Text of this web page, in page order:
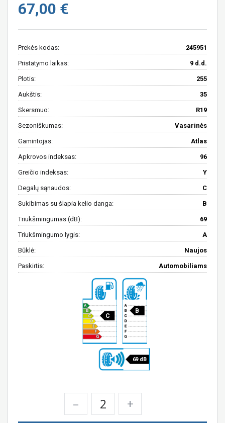
67,00 €
Prekės kodas: 245951
Pristatymo laikas: 9 d.d.
Plotis: 255
Aukštis: 35
Skersmuo: R19
Sezoniškumas: Vasarinės
Gamintojas: Atlas
Apkrovos indeksas: 96
Greičio indeksas: Y
Degalų sąnaudos: C
Sukibimas su šlapia kelio danga: B
Triukšmingumas (dB): 69
Triukšmingumo lygis: A
Būklė: Naujos
Paskirtis: Automobiliams
C
B
69 dB
– +